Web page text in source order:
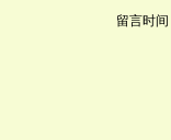
留言时间